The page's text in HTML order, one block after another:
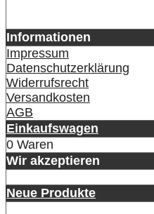
Informationen
Impressum
Datenschutzerklärung
Widerrufsrecht
Versandkosten
AGB
Einkaufswagen
0 Waren
Wir akzeptieren
Neue Produkte